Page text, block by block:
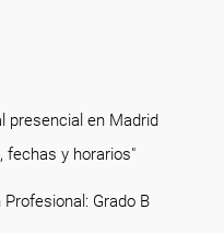
presencial en Madrid
fechas y horarios"
Grado B